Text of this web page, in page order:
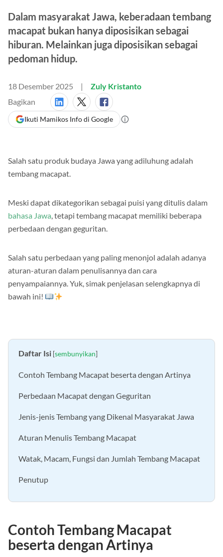
Dalam masyarakat Jawa, keberadaan tembang
macapat bukan hanya diposisikan sebagai
hiburan. Melainkan juga diposisikan sebagai
pedoman hidup.
18 Desember 2025
Zuly Kristanto
Bagikan
Ikuti Mamikos Info di Google
Salah satu produk budaya Jawa yang adiluhung adalah
tembang macapat.
Meski dapat dikategorikan sebagai puisi yang ditulis dalam
bahasa Jawa, tetapi tembang macapat memiliki beberapa
perbedaan dengan geguritan.
Salah satu perbedaan yang paling menonjol adalah adanya
aturan-aturan dalam penulisannya dan cara
penyampaiannya. Yuk, simak penjelasan selengkapnya di
bawah ini!
Daftar Isi [sembunyikan]
Contoh Tembang Macapat beserta dengan Artinya
Perbedaan Macapat dengan Geguritan
Jenis-jenis Tembang yang Dikenal Masyarakat Jawa
Aturan Menulis Tembang Macapat
Watak, Macam, Fungsi dan Jumlah Tembang Macapat
Penutup
Contoh Tembang Macapat
beserta dengan Artinya